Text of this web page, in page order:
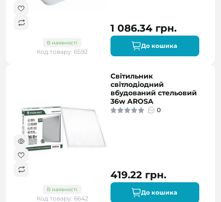
В наявності
Код товару: 6592
1 086.34 грн.
До кошика
В наявності
Код товару: 6642
Світильник
світлодіодний
вбудований стельовий
36w AROSA
0
419.22 грн.
До кошика